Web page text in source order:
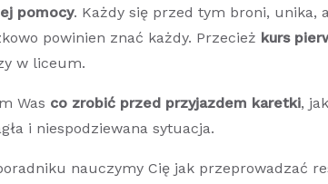
pomocy. Każdy się przed tym broni, unika,
powinien znać każdy. Przecież kurs
w liceum.
Was co zrobić przed przyjazdem karetki,
i niespodziewana sytuacja.
nauczymy Cię jak przeprowadzać